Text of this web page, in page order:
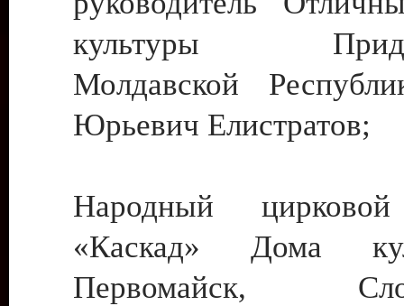
культуры
Молдавской
Юрьевич Елистратов;
Народный цирковой
«Каскад» Дома
Первомайск,